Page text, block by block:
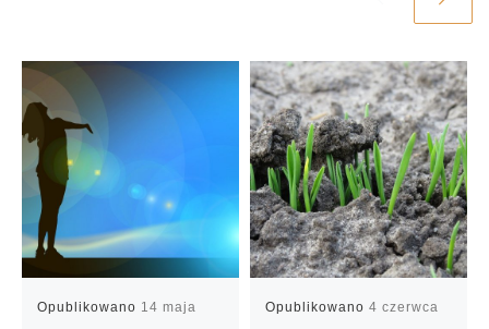
Opublikowano 14 maja
Opublikowano4 czerwca